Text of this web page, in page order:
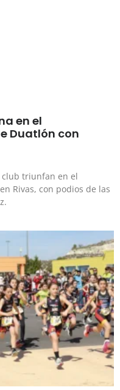
en el
Duatlón con
triunfan en el
Rivas, con podios de las